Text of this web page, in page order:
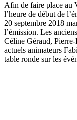
Afin de faire place au
l’heure de début de
20 septembre 2018
l’émission. Les
Céline Géraud,
actuels animateurs
table ronde sur les